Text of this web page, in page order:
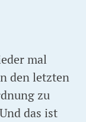
mal
den letzten
zu
das ist